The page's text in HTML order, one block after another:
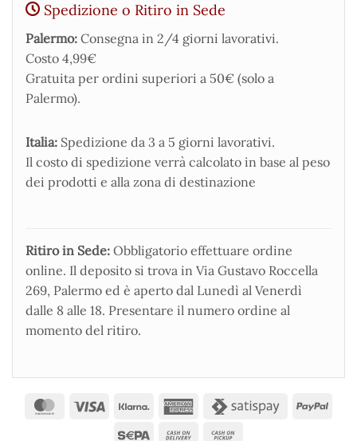
Spedizione o Ritiro in Sede
Palermo: Consegna in 2/4 giorni lavorativi.
Costo 4,99€
Gratuita per ordini superiori a 50€ (solo a
Palermo).
Italia: Spedizione da 3 a 5 giorni lavorativi.
Il costo di spedizione verrà calcolato in base al peso
dei prodotti e alla zona di destinazione
Ritiro in Sede: Obbligatorio effettuare ordine
online. Il deposito si trova in Via Gustavo Roccella
269, Palermo ed è aperto dal Lunedì al Venerdì
dalle 8 alle 18. Presentare il numero ordine al
momento del ritiro.